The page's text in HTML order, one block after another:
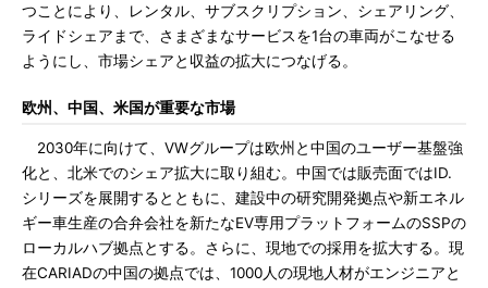
つことにより、レンタル、サブスクリプション、シェアリング、
ライドシェアまで、さまざまなサービスを1台の車両がこなせる
ようにし、市場シェアと収益の拡大につなげる。
欧州、中国、米国が重要な市場
2030年に向けて、VWグループは欧州と中国のユーザー基盤強
化と、北米でのシェア拡大に取り組む。中国では販売面ではID.
シリーズを展開するとともに、建設中の研究開発拠点や新エネル
ギー車生産の合弁会社を新たなEV専用プラットフォームのSSPの
ローカルハブ拠点とする。さらに、現地での採用を拡大する。現
在CARIADの中国の拠点では、1000人の現地人材がエンジニアと